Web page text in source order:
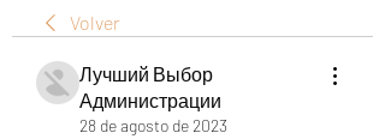
Volver
Лучший Выбор
Администрации
28 de agosto de 2023